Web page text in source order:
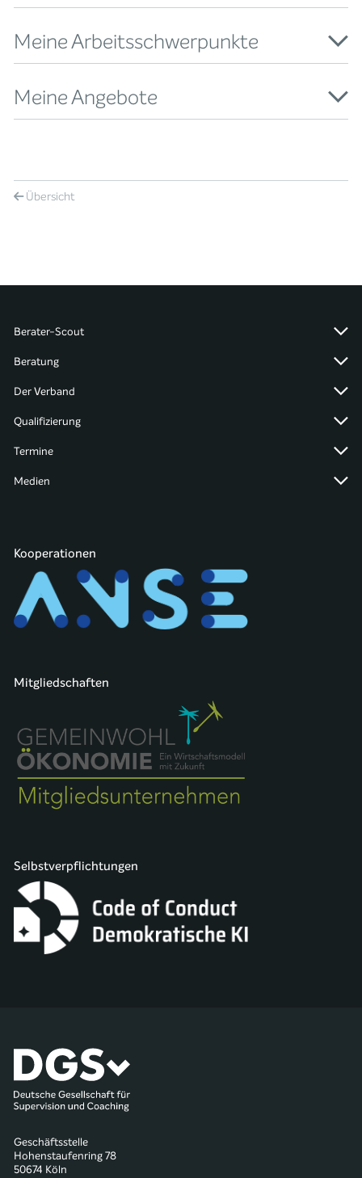
Meine Arbeitsschwerpunkte
Meine Angebote
Übersicht
Berater-Scout
Beratung
Der Verband
Qualifizierung
Termine
Medien
Kooperationen
Mitgliedschaften
Selbstverpflichtungen
Geschäftsstelle
Hohenstaufenring 78
50674 Köln